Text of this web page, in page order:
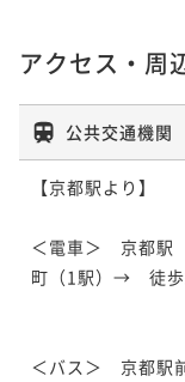
アクセス・周
公共交通機関
【京都駅より】
＜電車＞　京都
町（1駅）→　徒
＜バス＞　京都